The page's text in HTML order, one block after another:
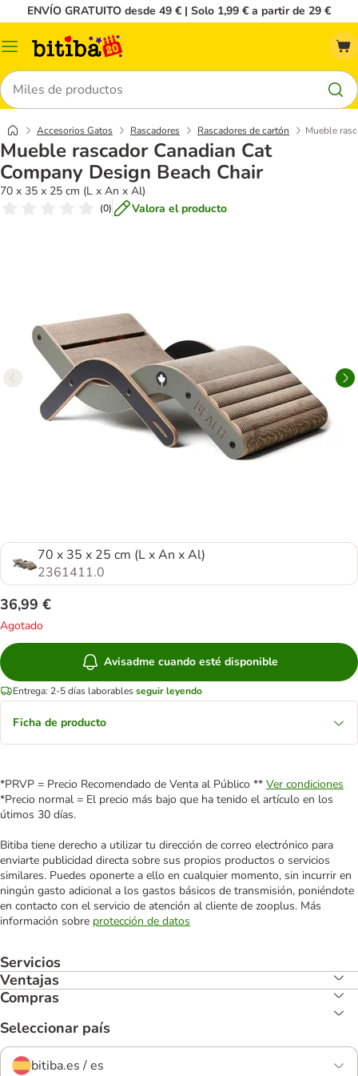
ENVÍO GRATUITO desde 49 € | Solo 1,99 € a partir de 29 €
Menú
Buscar
Accesorios Gatos Rascadores Rascadores de cartón Mueble
Mueble rascador Canadian Cat
Company Design Beach Chair
70 x 35 x 25 cm (L x An x Al)
(0) Valora el producto
70 x 35 x 25 cm (L x An x Al)
2361411.0
36,99 €
Agotado
Avisadme cuando esté disponible
Entrega: 2-5 días laborablesseguir leyendo
Ficha de producto
*PRVP = Precio Recomendado de Venta al Público ** Ver condiciones
*Precio normal = El precio más bajo que ha tenido el artículo en los
útimos 30 días.
Bitiba tiene derecho a utilizar tu dirección de correo electrónico para
enviarte publicidad directa sobre sus propios productos o servicios
similares. Puedes oponerte a ello en cualquier momento, sin incurrir en
ningún gasto adicional a los gastos básicos de transmisión, poniéndote
en contacto con el servicio de atención al cliente de zooplus. Más
información sobre protección de datos
Servicios
Ventajas
Compras
Seleccionar país
bitiba.es / es